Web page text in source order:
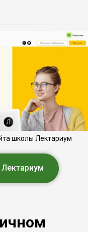
школы Лектариум